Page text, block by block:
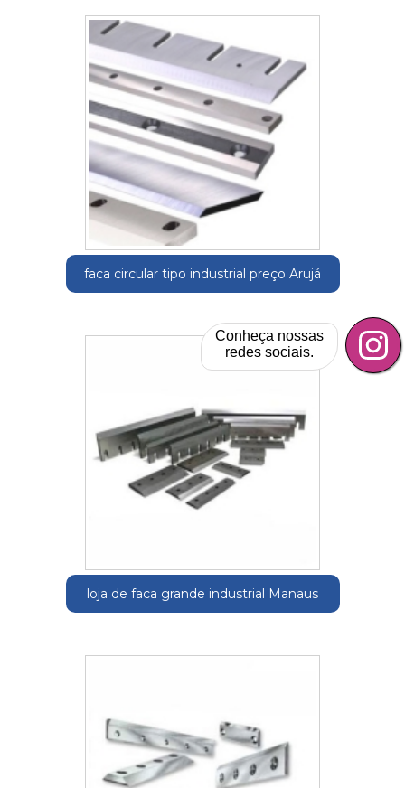
faca circular tipo industrial preço Arujá
loja de faca grande industrial Manaus
Conheça nossas
redes sociais.